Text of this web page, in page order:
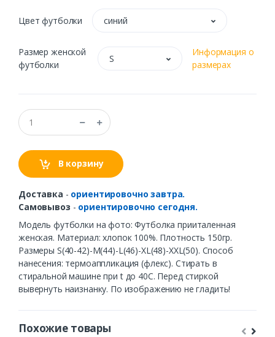
Цвет футболки синий
Размер женской
футболки
S
Информация о
размерах
В корзину
Доставка - ориентировочно завтра.
Самовывоз - ориентировочно сегодня.
Модель футболки на фото: Футболка прииталенная
женская. Материал: хлопок 100%. Плотность 150гр.
Размеры S(40-42)-M(44)-L(46)-XL(48)-XXL(50). Способ
нанесения: термоаппликация (флекс). Стирать в
стиральной машине при t до 40С. Перед стиркой
вывернуть наизнанку. По изображению не гладить!
Похожие товары